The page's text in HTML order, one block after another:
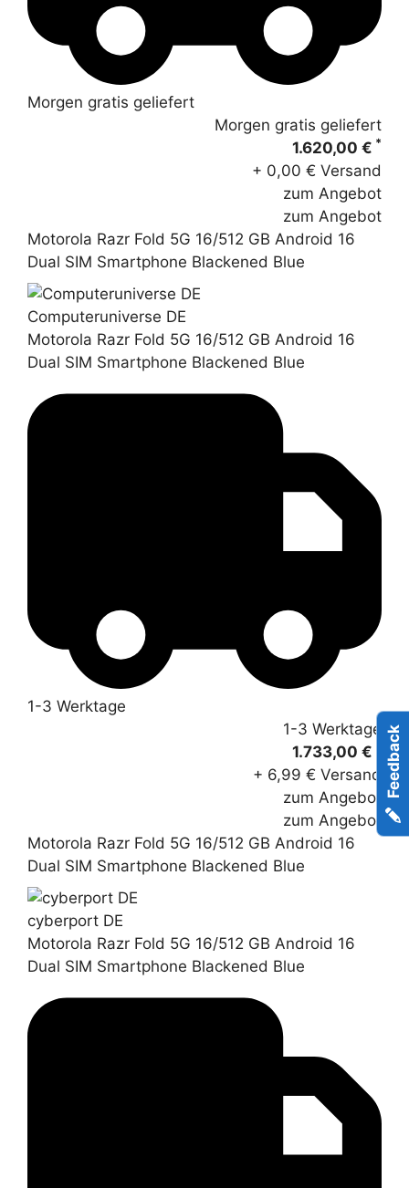
Morgen gratis geliefert
Morgen gratis geliefert
1.620,00 € *
+ 0,00 € Versand
zum Angebot
zum Angebot
Motorola Razr Fold 5G 16/512 GB Android 16
Dual SIM Smartphone Blackened Blue
Computeruniverse DE
Motorola Razr Fold 5G 16/512 GB Android 16
Dual SIM Smartphone Blackened Blue
1-3 Werktage
1-3 Werktage
1.733,00 €
+ 6,99 € Versand
zum Angebot
zum Angebot
Motorola Razr Fold 5G 16/512 GB Android 16
Dual SIM Smartphone Blackened Blue
cyberport DE
Motorola Razr Fold 5G 16/512 GB Android 16
Dual SIM Smartphone Blackened Blue
Feedback